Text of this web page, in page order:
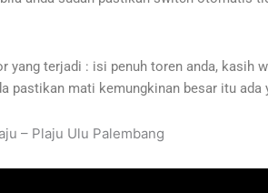
terjadi : isi penuh toren anda, kasih
pastikan mati kemungkinan besar itu ada
– Plaju Ulu Palembang